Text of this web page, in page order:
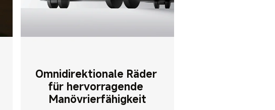
Omnidirektionale Räder
für hervorragende
Manövrierfähigkeit